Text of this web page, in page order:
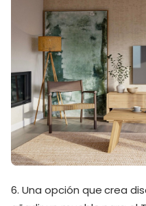
6. Una opción que crea